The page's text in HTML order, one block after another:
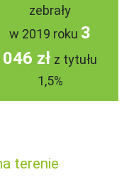
zebrały
w 2019 roku 3
046 zł z tytułu
1,5%
terenie